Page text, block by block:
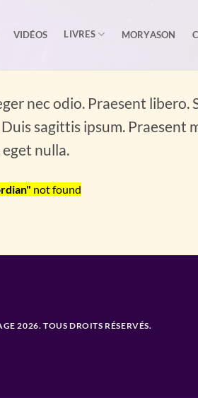
VIDÉOS LIVRES MORYASON
nec odio. Praesent libero.
sagittis ipsum. Praesent
nulla.
not found
2026. TOUS DROITS RÉSERVÉS.